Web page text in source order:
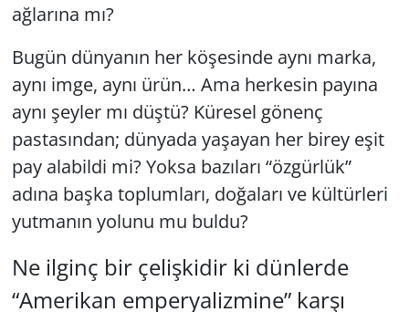
ağlarına mı?
Bugün dünyanın her köşesinde aynı marka,
aynı imge, aynı ürün… Ama herkesin payına
aynı şeyler mı düştü? Küresel gönenç
pastasından; dünyada yaşayan her birey eşit
pay alabildi mi? Yoksa bazıları “özgürlük”
adına başka toplumları, doğaları ve kültürleri
yutmanın yolunu mu buldu?
Ne ilginç bir çelişkidir ki dünlerde
“Amerikan emperyalizmine” karşı